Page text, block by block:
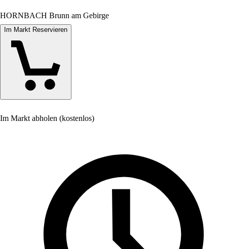
HORNBACH Brunn am Gebirge
Im Markt Reservieren
Im Markt abholen (kostenlos)